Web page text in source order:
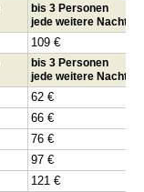
bis 3 Personen
jede weitere Nacht
109 €
bis 3 Personen
jede weitere Nacht
62 €
66 €
76 €
97 €
121 €